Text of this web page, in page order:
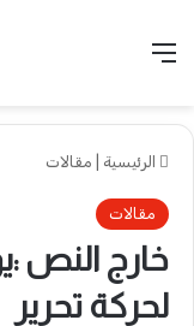
الرئيسية مقالات
مقالات
خارج النص
لحركة تحرير